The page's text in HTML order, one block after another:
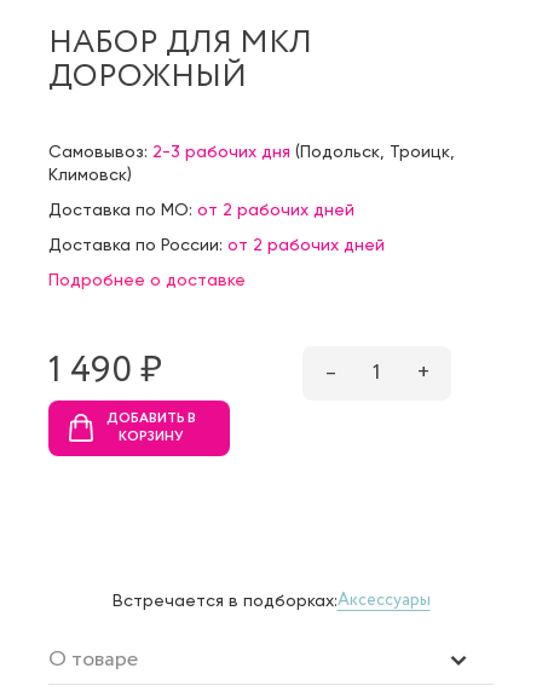
НАБОР ДЛЯ МКЛ
ДОРОЖНЫЙ
Самовывоз: 2-3 рабочих дня (Подольск Троицк
Климовск)
Доставка по МО: от 2 рабочих дней
Доставка по России: от 2 рабочих дней
Подробнее о доставке
1 490 ₷ – 1 +
ДОБАВИТЬ В
КОРЗИНУ
Встречается в подборках:Аксессуары
О товаре